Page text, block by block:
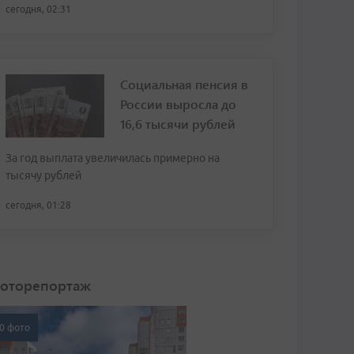
сегодня, 02:31
Социальная пенсия в
России выросла до
16,6 тысячи рублей
За год выплата увеличилась примерно на
тысячу рублей
сегодня, 01:28
фото